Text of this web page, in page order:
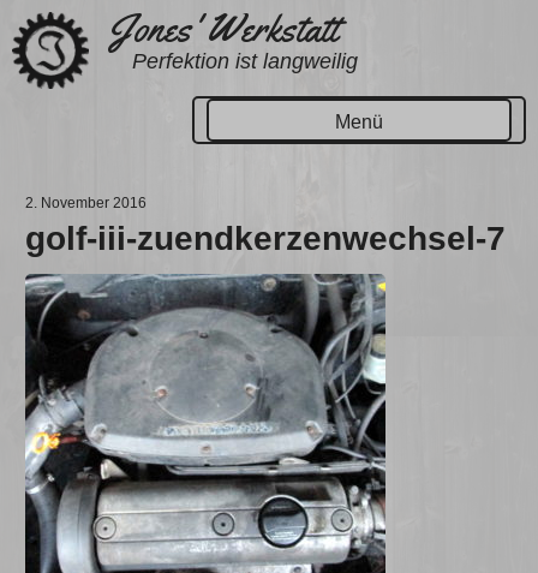
Zum
Inhalt
springen
Jones' Werkstatt
Perfektion ist langweilig
Menü
2. November 2016
golf-iii-zuendkerzenwechsel-7